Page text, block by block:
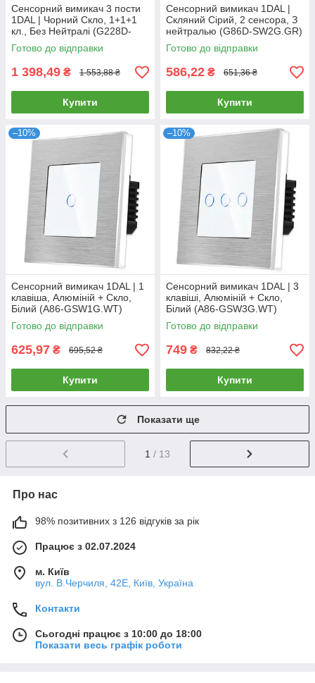
Сенсорний вимикач 3 пости
1DAL | Чорний Скло, 1+1+1
кл., Без Нейтралі (G228D-
SW1GX3.SL.BL)
Готово до відправки
1 398,49 ₴ 1 553,88 ₴
Купити
Сенсорний вимикач 1DAL |
Скляний Сірий, 2 сенсора, З
нейтралью (G86D-SW2G.GR)
Готово до відправки
586,22 ₴ 651,36 ₴
Купити
–10%
Сенсорний вимикач 1DAL | 1
клавіша, Алюміній + Скло,
Білий (A86-GSW1G.WT)
Готово до відправки
625,97 ₴ 695,52 ₴
Купити
–10%
Сенсорний вимикач 1DAL | 3
клавіші, Алюміній + Скло,
Білий (A86-GSW3G.WT)
Готово до відправки
749 ₴ 832,22 ₴
Купити
Показати ще
1 / 13
Про нас
98% позитивних з 126 відгуків за рік
Працює з 02.07.2024
м. Київ
вул. В.Черчиля, 42Е, Київ, Україна
Контакти
Сьогодні працює з 10:00 до 18:00
Показати весь графік роботи